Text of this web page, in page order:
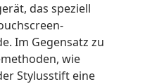
das speziell
Im Gegensatz zu
wie
Stylusstift eine